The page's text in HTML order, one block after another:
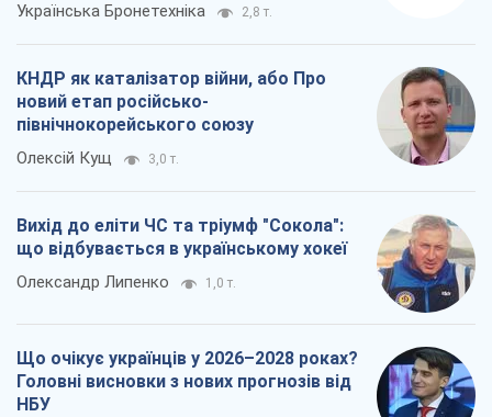
Українська Бронетехніка 2,8 т.
КНДР як каталізатор війни, або Про
новий етап російсько-
північнокорейського союзу
Олексій Кущ 3,0 т.
Вихід до еліти ЧС та тріумф "Сокола":
що відбувається в українському хокеї
Олександр Липенко 1,0 т.
Що очікує українців у 2026–2028 роках?
Головні висновки з нових прогнозів від
НБУ